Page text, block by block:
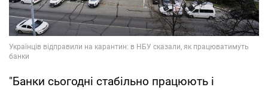
"Банки сьогодні стабільно працюють і